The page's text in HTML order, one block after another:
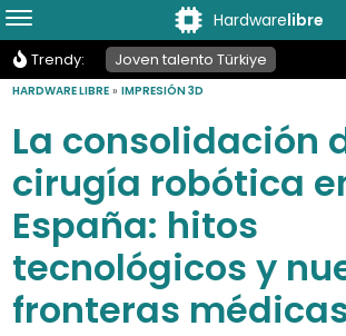
Hardwarelibre
Trendy: Joven talento Türkiye
HARDWARE LIBRE »IMPRESIÓN 3D
La consolidación
cirugía robótica
España: hitos
tecnológicos y
fronteras